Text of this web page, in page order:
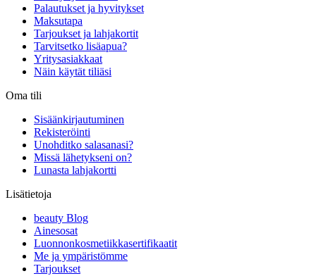
Palautukset ja hyvitykset
Maksutapa
Tarjoukset ja lahjakortit
Tarvitsetko lisäapua?
Yritysasiakkaat
Näin käytät tiliäsi
Oma tili
Sisäänkirjautuminen
Rekisteröinti
Unohditko salasanasi?
Missä lähetykseni on?
Lunasta lahjakortti
Lisätietoja
beauty Blog
Ainesosat
Luonnonkosmetiikkasertifikaatit
Me ja ympäristömme
Tarjoukset